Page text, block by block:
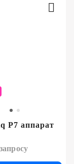
P7 аппарат